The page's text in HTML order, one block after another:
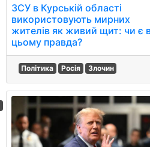
ЗСУ в Курській області
використовують мирних
жителів як живий щит: чи є
цьому правда?
Політика Росія Злочин